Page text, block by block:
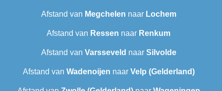
Afstand van Megchelen naar Lochem
Afstand van Ressen naar Renkum
Afstand van Varsseveld naar Silvolde
Afstand van Wadenoijen naar Velp (Gelderland)